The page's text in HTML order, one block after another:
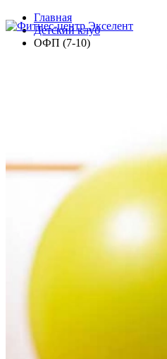
Главная
Детский клуб
ОФП (7-10)